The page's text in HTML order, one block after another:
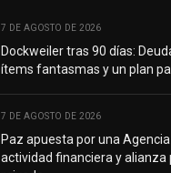
7 DE AGOSTO DE 2026
Dockweiler tras 90 días:
ítems fantasmas y un plan
7 DE AGOSTO DE 2026
Paz apuesta por una
actividad financiera y alianza